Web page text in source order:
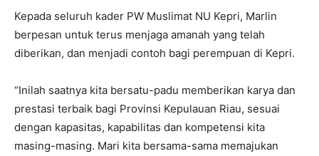
Kepada seluruh kader PW Muslimat NU Kepri, Marlin
berpesan untuk terus menjaga amanah yang telah
diberikan, dan menjadi contoh bagi perempuan di Kepri.
“Inilah saatnya kita bersatu-padu memberikan karya dan
prestasi terbaik bagi Provinsi Kepulauan Riau, sesuai
dengan kapasitas, kapabilitas dan kompetensi kita
masing-masing. Mari kita bersama-sama memajukan